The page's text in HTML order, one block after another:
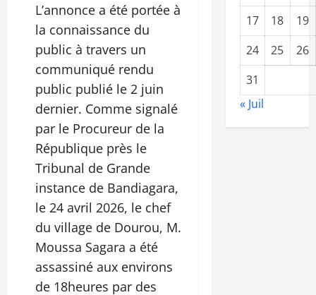
L’annonce a été portée à
la connaissance du
public à travers un
communiqué rendu
public publié le 2 juin
dernier. Comme signalé
par le Procureur de la
République près le
Tribunal de Grande
instance de Bandiagara,
le 24 avril 2026, le chef
du village de Dourou, M.
Moussa Sagara a été
assassiné aux environs
de 18heures par des
17
18
19
24
25
26
31
« Juil